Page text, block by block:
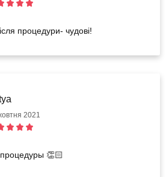
процедури- чудові!
2021
👏🏻